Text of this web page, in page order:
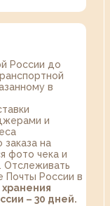
России до
в
и
на
фото чека и
Отслеживать
Почты России в
хранения
– 30 дней.